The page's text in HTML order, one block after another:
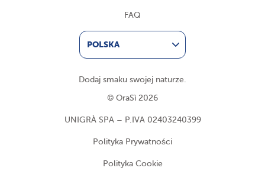
FAQ
POLSKA
Dodaj smaku swojej naturze.
© OraSì 2026
UNIGRÀ SPA – P.IVA 02403240399
Polityka Prywatności
Polityka Cookie